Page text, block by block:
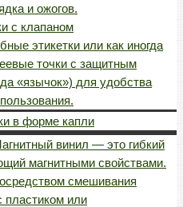
и ожогов.
с клапаном
этикетки или как иногда
точки с защитным
«язычок») для удобства
в форме капли
винил — это гибкий
магнитными свойствами.
смешивания
пластиком или